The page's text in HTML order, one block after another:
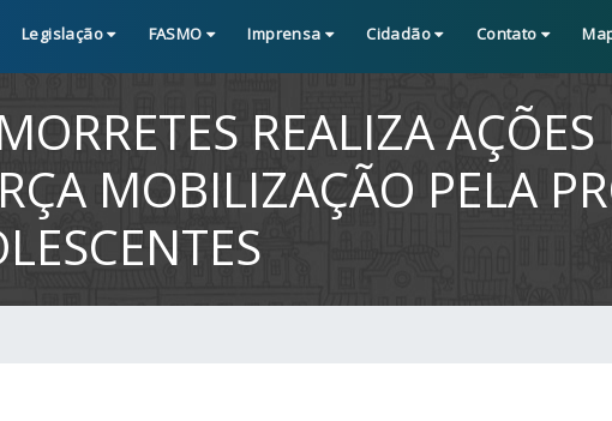
Legislação FASMO Imprensa Cidadão Contato
REALIZA
MOBILIZAÇÃO PELA